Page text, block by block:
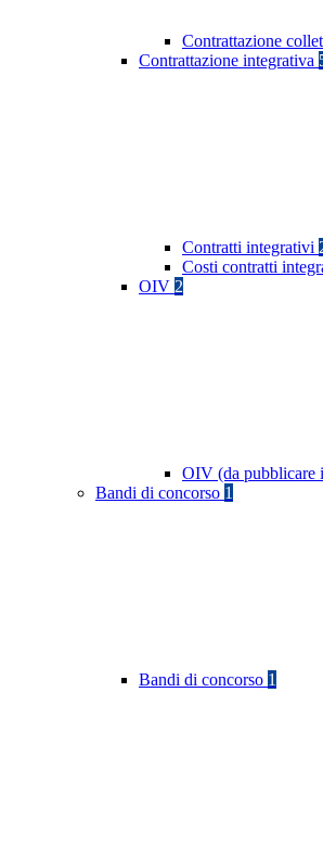
Contrattazione
Contrattazione integrativa
Contratti integrativi
Costi contratti
OIV 2
OIV (da pubblicare
Bandi di concorso 1
Bandi di concorso 1